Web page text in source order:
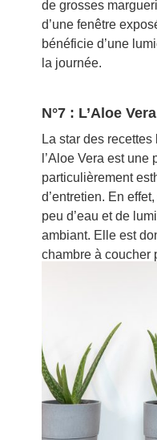
de grosses
d’une fenêtre
bénéficie d’une
la journée.
N°7 : L’Aloe Vera
La star des
l’Aloe Vera est une
particulièrement
d’entretien. En
peu d’eau et de
ambiant. Elle est
chambre à coucher